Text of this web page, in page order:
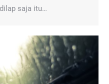
saja itu…